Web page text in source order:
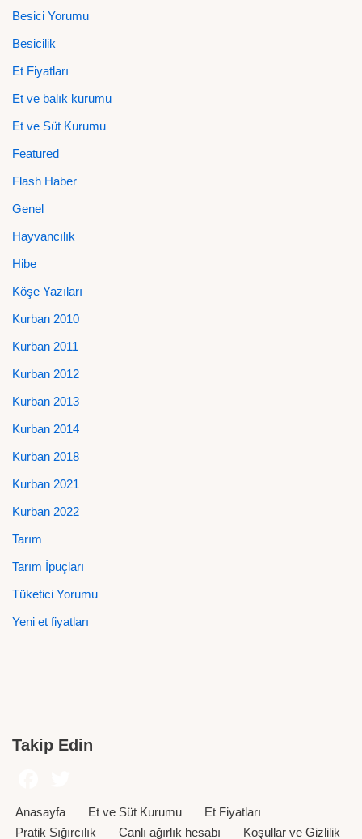
Besici Yorumu
Besicilik
Et Fiyatları
Et ve balık kurumu
Et ve Süt Kurumu
Featured
Flash Haber
Genel
Hayvancılık
Hibe
Köşe Yazıları
Kurban 2010
Kurban 2011
Kurban 2012
Kurban 2013
Kurban 2014
Kurban 2018
Kurban 2021
Kurban 2022
Tarım
Tarım İpuçları
Tüketici Yorumu
Yeni et fiyatları
Takip Edin
Anasayfa Et ve Süt Kurumu
Et Fiyatları
Pratik Sığırcılık
Canlı ağırlık hesabı Koşullar ve Gizlilik